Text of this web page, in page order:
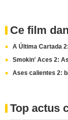
Ce film
A Última Cartada
Smokin' Aces 2:
Ases calientes 2:
Top actus